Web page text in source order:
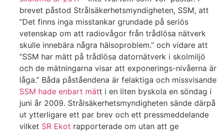
brevet påstod Strålsäkerhetsmyndigheten, SSM, att
”Det finns inga misstankar grundade på seriös
vetenskap om att radiovågor från trådlösa nätverk
skulle innebära några hälsoproblem.” och vidare att
”SSM har mätt på trådlösa datornätverk i skolmiljö
och de mätningarna visar att exponerings-nivåerna är
låga.” Båda påståendena är felaktiga och missvisande
SSM hade enbart mätt i en liten byskola en söndag i
juni år 2009. Strålsäkerhetsmyndigheten sände därpå
ut ytterligare ett par brev och ett pressmeddelande
vilket SR Ekot rapporterade om utan att ge